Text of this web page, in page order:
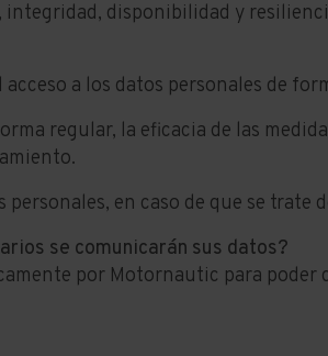
integridad, disponibilidad y
acceso a los datos personales de
regular, la eficacia de las
personales, en caso de que se trate
se comunicarán sus datos?
por Motornautic para poder